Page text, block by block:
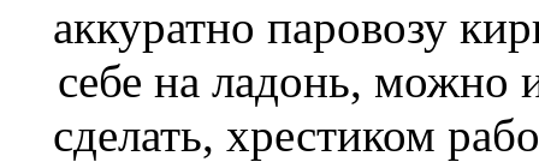
аккуратно паровозу
себе на ладонь, можно
сделать, хрестиком